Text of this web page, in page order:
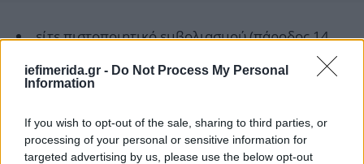
iefimerida.gr - Do Not Process My Personal
Information
If you wish to opt-out of the sale, sharing to third parties, or
processing of your personal or sensitive information for
targeted advertising by us, please use the below opt-out
είτε πιστοποιητικό εμβολιασμού (πάροδος 14
είτε PCR τεστ 72 ωρών ή rapid test 24 ωρών ή
είτε βεβαίωση νόσησης (2 μήνες μετά τη νόσηση
και έως 9 μήνες)